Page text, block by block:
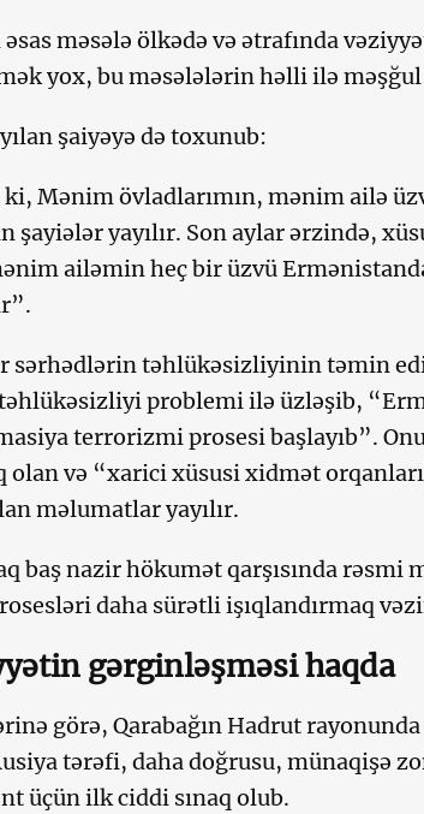
əsas məsələ ölkədə və ətrafında
yox, bu məsələlərin həlli ilə
şaiyəyə də toxunub:
ki, Mənim övladlarımın, mənim ailə
şayiələr yayılır. Son aylar ərzində,
ailəmin heç bir üzvü
sərhədlərin təhlükəsizliyinin təmin
problemi ilə üzləşib,
terrorizmi prosesi başlayıb”.
olan və “xarici xüsusi xidmət
məlumatlar yayılır.
baş nazir hökumət qarşısında rəsmi
daha sürətli işıqlandırmaq
gərginləşməsi haqda
görə, Qarabağın Hadrut
tərəfi, daha doğrusu, münaqişə
üçün ilk ciddi sınaq olub.